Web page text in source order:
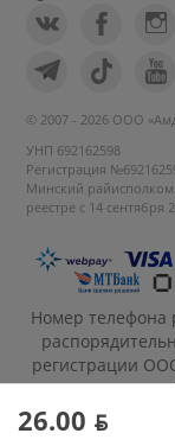
26.00 ƃ
© 2007 - 2026 ООО
УНП 692162598
Регистрация
Минский
реестре с 14 сентября
Номер телефона
регистрации
рассматривать
26,